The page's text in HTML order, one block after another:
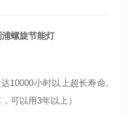
螺旋节能灯
10000小时以上超长寿命,
可以用3年以上）